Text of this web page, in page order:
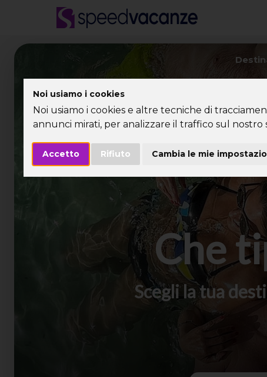
Noi usiamo i cookies
Noi usiamo i cookies e altre tecniche di
annunci mirati, per analizzare il traffico sul nostro
Accetto Rifiuto Cambia le mie
Che
Scegli la tua